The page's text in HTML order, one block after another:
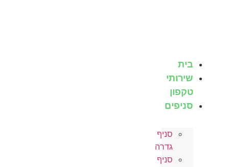
בית
שירותי
טקפון
סניפים
סניף
גדרה
סניף